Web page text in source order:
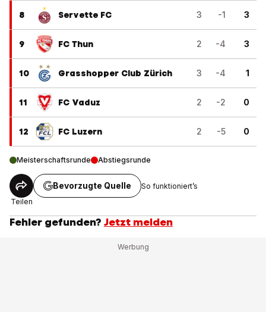
8 Servette FC 3 -1 3
9 FC Thun 2 -4 3
10 Grasshopper Club Zürich 3 -4 1
11 FC Vaduz 2 -2 0
12 FC Luzern 2 -5 0
Meisterschaftsrunde Abstiegsrunde
Teilen
Bevorzugte Quelle So funktioniert’s
Fehler gefunden? Jetzt melden